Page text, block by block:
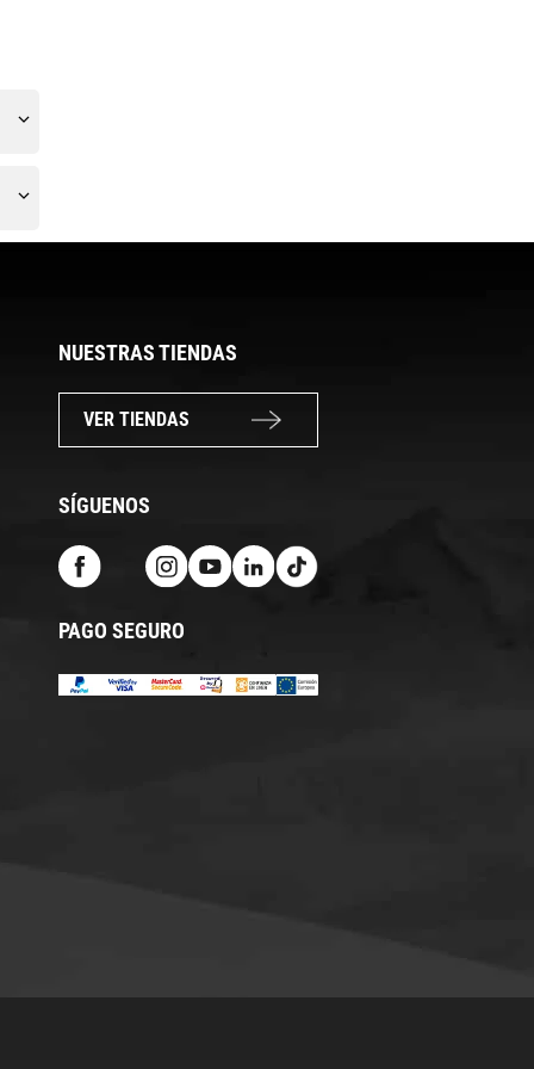
NUESTRAS TIENDAS
VER TIENDAS
SÍGUENOS
PAGO SEGURO